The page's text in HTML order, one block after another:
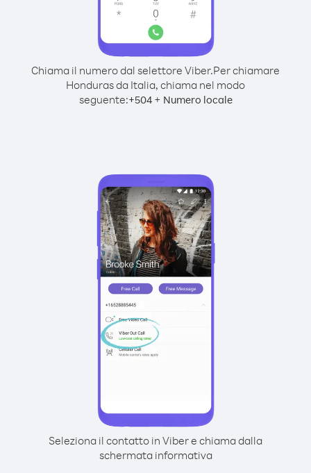
Chiama il numero dal selettore Viber.Per chiamare
Honduras da Italia, chiama nel modo
seguente:+504+ Numero locale
Seleziona il contatto in Viber e chiama dalla
schermata informativa